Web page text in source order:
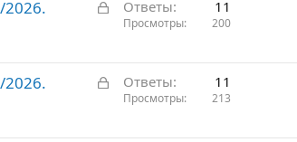
ыЗ
р
ы
2026.
Ответы 11
Просмотры 200
З
р
2026.
Ответы 11
Просмотры 213